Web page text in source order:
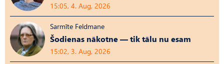
15:05, 4. Aug, 2026
Sarmīte Feldmane
Šodienas nākotne — tik tālu nu esam
15:02, 3. Aug, 2026